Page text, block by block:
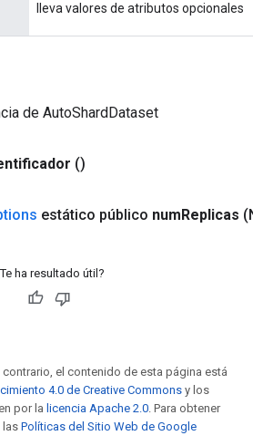
lleva valores de atributos opcionales
de AutoShardDataset
()
estático público numReplicas
ha resultado útil?
el contenido de esta página está
4.0 de Creative Commons y los
por la licencia Apache 2.0. Para obtener
las Políticas del Sitio Web de Google